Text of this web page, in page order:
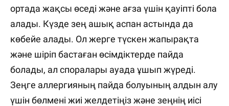
ортада жақсы өседі және ағза үшін қауіпті бола
алады. Күзде зең ашық аспан астында да
көбейе алады. Ол жерге түскен жапырақта
және шіріп бастаған өсімдіктерде пайда
болады, ал споралары ауада ұшып жүреді.
Зеңге аллергияның пайда болуының алдын алу
үшін бөлмені жиі желдетіңіз және зеңнің иісі